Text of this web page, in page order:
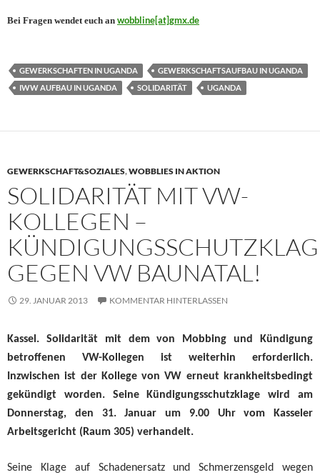
Bei Fragen wendet euch an wobbline[at]gmx.de
GEWERKSCHAFTEN IN UGANDA
GEWERKSCHAFTSAUFBAU IN UGANDA
IWW AUFBAU IN UGANDA
SOLIDARITÄT UGANDA
GEWERKSCHAFT&SOZIALES,WOBBLIES IN AKTION
SOLIDARITÄT MIT VW-
KOLLEGEN –
GEGEN VW BAUNATAL!
29. JANUAR 2013 KOMMENTAR HINTERLASSEN
Kassel. Solidarität mit dem von Mobbing und Kündigung
betroffenen VW-Kollegen ist weiterhin erforderlich.
Inzwischen ist der Kollege von VW erneut krankheitsbedingt
gekündigt worden. Seine Kündigungsschutzklage wird am
Donnerstag, den 31. Januar um 9.00 Uhr vom Kasseler
Arbeitsgericht (Raum 305) verhandelt.
Seine Klage auf Schadenersatz und Schmerzensgeld wegen